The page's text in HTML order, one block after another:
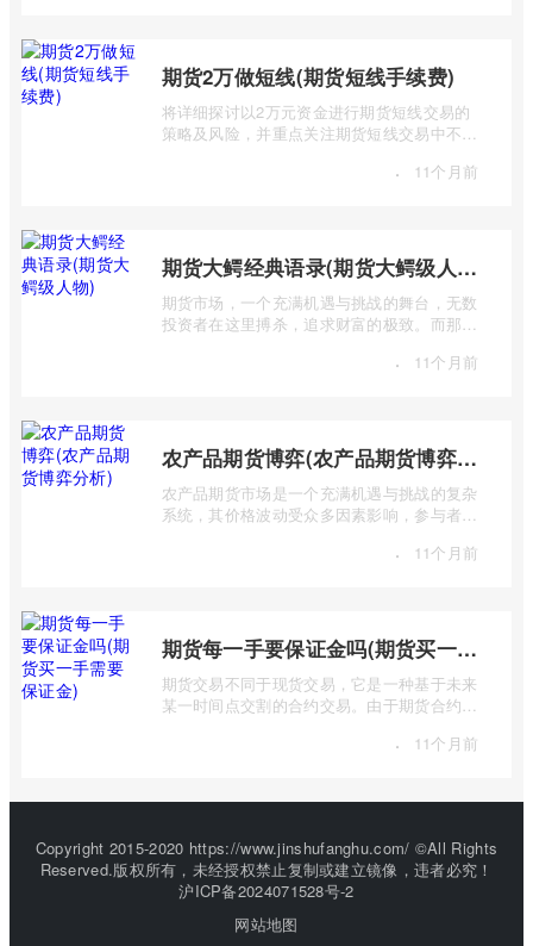
期货2万做短线(期货短线手续费)
将详细探讨以2万元资金进行期货短线交易的
策略及风险，并重点关注期货短线交易中不可
· 11个月前
期货大鳄经典语录(期货大鳄级人物)
期货市场，一个充满机遇与挑战的舞台，无数
投资者在这里搏杀，追求财富的极致。而那些
· 11个月前
农产品期货博弈(农产品期货博弈分析)
农产品期货市场是一个充满机遇与挑战的复杂
系统，其价格波动受众多因素影响，参与者之
· 11个月前
期货每一手要保证金吗(期货买一手需要保证金)
期货交易不同于现货交易，它是一种基于未来
某一时间点交割的合约交易。由于期货合约的
· 11个月前
Copyright 2015-2020 https://www.jinshufanghu.com/ ©All Rights
Reserved.版权所有，未经授权禁止复制或建立镜像，违者必究！
沪ICP备2024071528号-2
网站地图